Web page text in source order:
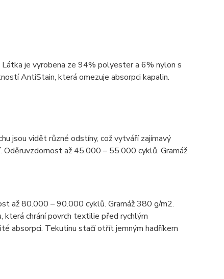
je vyrobena ze 94% polyester a 6% nylon s
AntiStain, která omezuje absorpci kapalin.
jsou vidět různé odstíny, což vytváří zajímavý
až 45.000 – 55.000 cyklů. Gramáž
až 80.000 – 90.000 cyklů. Gramáž 380 g/m2.
která chrání povrch textilie před rychlým
absorpci. Tekutinu stačí otřít jemným hadříkem